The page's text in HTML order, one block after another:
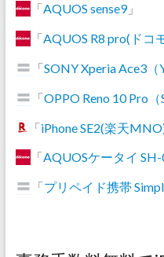
「AQUOS sense9」
「AQUOS R8 pro(ドコ
「SONY Xperia Ace3（
「OPPO Reno 10 Pro（
「iPhone SE2(楽天
「AQUOSケータイ
「プリペイド携帯